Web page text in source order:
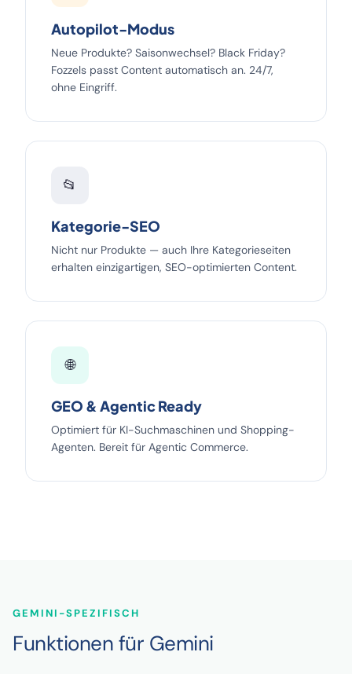
Autopilot-Modus
Neue Produkte? Saisonwechsel? Black Friday?
Fozzels passt Content automatisch an. 24/7,
ohne Eingriff.
📂
Kategorie-SEO
Nicht nur Produkte — auch Ihre Kategorieseiten
erhalten einzigartigen, SEO-optimierten Content.
🌐
GEO & Agentic Ready
Optimiert für KI-Suchmaschinen und Shopping-
Agenten. Bereit für Agentic Commerce.
GEMINI-SPEZIFISCH
Funktionen für Gemini